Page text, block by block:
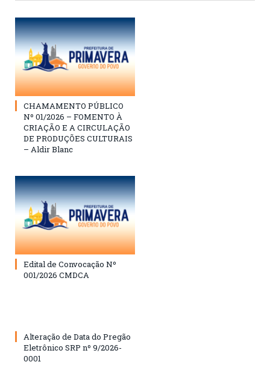
CHAMAMENTO PÚBLICO
Nº 01/2026 – FOMENTO À
CRIAÇÃO E A CIRCULAÇÃO
DE PRODUÇÕES CULTURAIS
– Aldir Blanc
Edital de Convocação Nº
001/2026 CMDCA
Alteração de Data do Pregão
Eletrônico SRP nº 9/2026-
0001